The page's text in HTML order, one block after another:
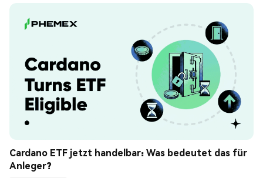
Cardano ETF jetzt handelbar: Was bedeutet das für
Anleger?